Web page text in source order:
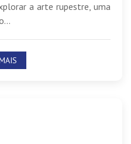
a arte rupestre, uma